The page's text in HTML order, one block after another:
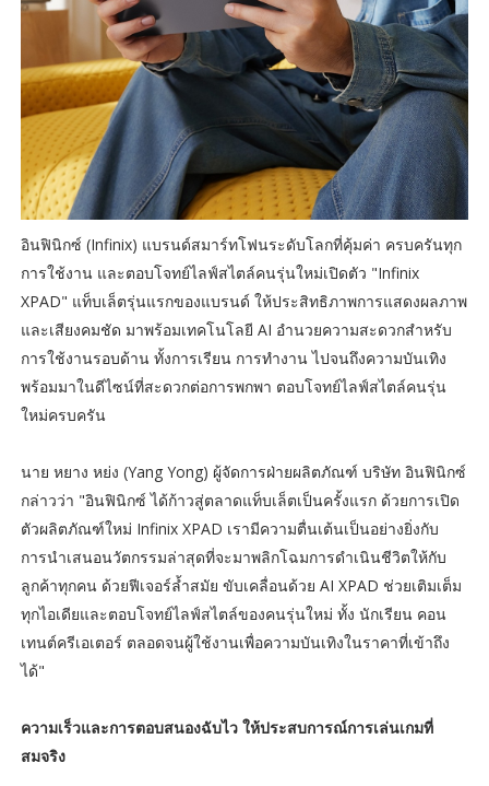
อินฟินิกซ์ (Infinix) แบรนด์สมาร์ทโฟนระดับโลกที่คุ้มค่า ครบครันทุก
การใช้งาน และตอบโจทย์ไลฟ์สไตล์คนรุ่นใหม่เปิดตัว "Infinix
XPAD" แท็บเล็ตรุ่นแรกของแบรนด์ ให้ประสิทธิภาพการแสดงผลภาพ
และเสียงคมชัด มาพร้อมเทคโนโลยี AI อำนวยความสะดวกสำหรับ
การใช้งานรอบด้าน ทั้งการเรียน การทำงาน ไปจนถึงความบันเทิง
พร้อมมาในดีไซน์ที่สะดวกต่อการพกพา ตอบโจทย์ไลฟ์สไตล์คนรุ่น
ใหม่ครบครัน
นาย หยาง หย่ง (Yang Yong) ผู้จัดการฝ่ายผลิตภัณฑ์ บริษัท อินฟินิกซ์
กล่าวว่า "อินฟินิกซ์ ได้ก้าวสู่ตลาดแท็บเล็ตเป็นครั้งแรก ด้วยการเปิด
ตัวผลิตภัณฑ์ใหม่ Infinix XPAD เรามีความตื่นเต้นเป็นอย่างยิ่งกับ
การนำเสนอนวัตกรรมล่าสุดที่จะมาพลิกโฉมการดำเนินชีวิตให้กับ
ลูกค้าทุกคน ด้วยฟีเจอร์ล้ำสมัย ขับเคลื่อนด้วย AI XPAD ช่วยเติมเต็ม
ทุกไอเดียและตอบโจทย์ไลฟ์สไตล์ของคนรุ่นใหม่ ทั้ง นักเรียน คอน
เทนต์ครีเอเตอร์ ตลอดจนผู้ใช้งานเพื่อความบันเทิงในราคาที่เข้าถึง
ได้"
ความเร็วและการตอบสนองฉับไว ให้ประสบการณ์การเล่นเกมที่
สมจริง